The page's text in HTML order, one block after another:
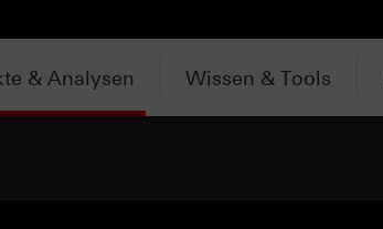
& Analysen Wissen & Tools